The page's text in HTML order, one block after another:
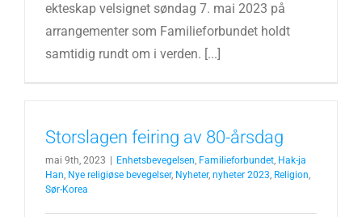
ekteskap velsignet søndag 7. mai 2023 på
arrangementer som Familieforbundet holdt
samtidig rundt om i verden. [...]
Storslagen feiring av 80-årsdag
mai 9th, 2023 Enhetsbevegelsen, Familieforbundet, Hak-ja
Han, Nye religiøse bevegelser, Nyheter, nyheter 2023, Religion,
Sør-Korea